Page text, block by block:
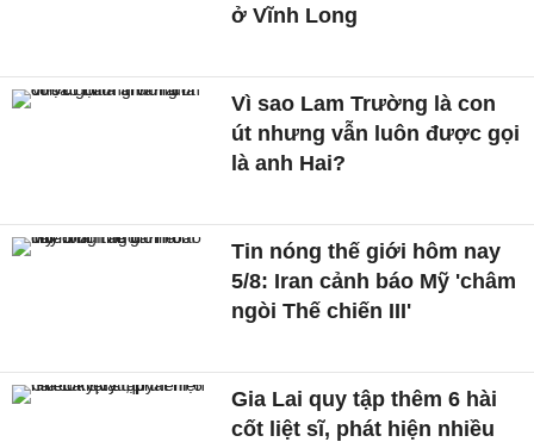
ở Vĩnh Long
Vì sao Lam Trường là con
út nhưng vẫn luôn được gọi
là anh Hai?
Tin nóng thế giới hôm nay
5/8: Iran cảnh báo Mỹ 'châm
ngòi Thế chiến III'
Gia Lai quy tập thêm 6 hài
cốt liệt sĩ, phát hiện nhiều